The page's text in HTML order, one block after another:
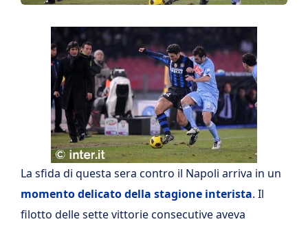
La sfida di questa sera contro il Napoli arriva in un
momento delicato della stagione interista. Il
filotto delle sette vittorie consecutive aveva